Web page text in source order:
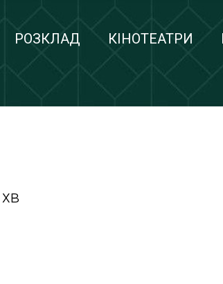
РОЗКЛАД КІНОТЕАТРИ